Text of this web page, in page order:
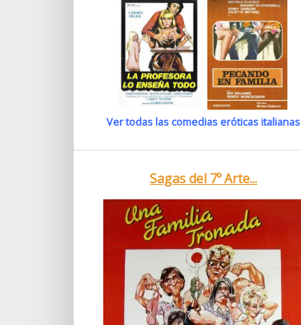
Ver todas las comedias eróticas italianas
Sagas del 7º Arte...